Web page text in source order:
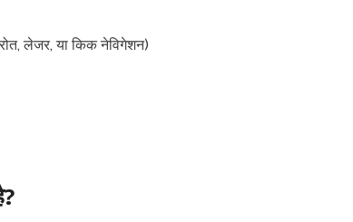
लेजर, या किक नेविगेशन)